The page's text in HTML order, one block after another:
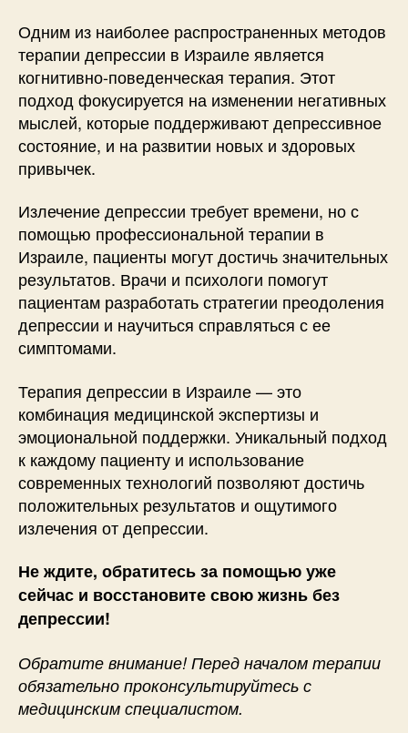
Одним из наиболее распространенных методов
терапии депрессии в Израиле является
когнитивно-поведенческая терапия. Этот
подход фокусируется на изменении негативных
мыслей, которые поддерживают депрессивное
состояние, и на развитии новых и здоровых
привычек.
Излечение депрессии требует времени, но с
помощью профессиональной терапии в
Израиле, пациенты могут достичь значительных
результатов. Врачи и психологи помогут
пациентам разработать стратегии преодоления
депрессии и научиться справляться с ее
симптомами.
Терапия депрессии в Израиле — это
комбинация медицинской экспертизы и
эмоциональной поддержки. Уникальный подход
к каждому пациенту и использование
современных технологий позволяют достичь
положительных результатов и ощутимого
излечения от депрессии.
Не ждите, обратитесь за помощью уже
сейчас и восстановите свою жизнь без
депрессии!
Обратите внимание! Перед началом терапии
обязательно проконсультируйтесь с
медицинским специалистом.